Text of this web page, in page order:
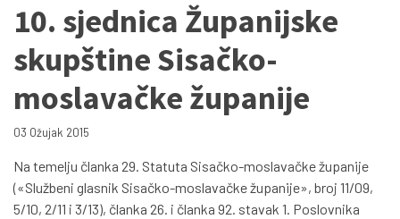
10. sjednica Županijske
skupštine Sisačko-
moslavačke županije
03 Ožujak 2015
Na temelju članka 29. Statuta Sisačko-moslavačke županije
(«Službeni glasnik Sisačko-moslavačke županije», broj 11/09,
5/10, 2/11 i 3/13), članka 26. i članka 92. stavak 1. Poslovnika